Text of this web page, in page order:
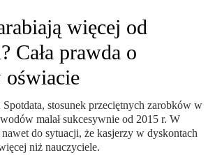
więcej od
Cała prawda o
oświacie
stosunek przeciętnych zarobków w
malał sukcesywnie od 2015 r. W
nawet do sytuacji, że kasjerzy w dyskontach
niż nauczyciele.